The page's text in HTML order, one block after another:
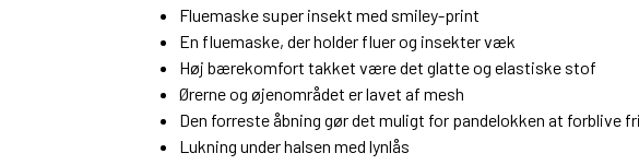
Fluemaske super insekt med smiley-print
En fluemaske, der holder fluer og insekter væk
Høj bærekomfort takket være det glatte og elastiske stof
Ørerne og øjenområdet er lavet af mesh
Den forreste åbning gør det muligt for pandelokken at forblive fri
Lukning under halsen med lynlås